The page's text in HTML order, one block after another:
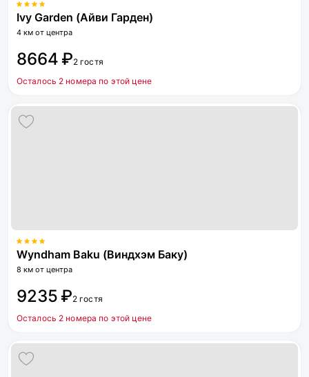
Ivy Garden (Айви Гарден)
4 км от центра
8664 ₽2 гостя
Осталось 2 номера по этой цене
Wyndham Baku (Виндхэм Баку)
8 км от центра
9235 ₽2 гостя
Осталось 2 номера по этой цене